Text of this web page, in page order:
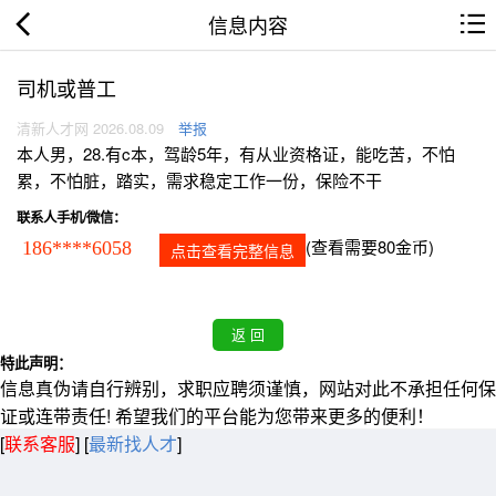
信息内容
司机或普工
清新人才网 2026.08.09 举报
本人男，28.有c本，驾龄5年，有从业资格证，能吃苦，不怕
累，不怕脏，踏实，需求稳定工作一份，保险不干
联系人手机/微信：
186****6058 点击查看完整信息 (查看需要80金币)
特此声明：
信息真伪请自行辨别，求职应聘须谨慎，网站对此不承担任何保
证或连带责任! 希望我们的平台能为您带来更多的便利！
[联系客服] [最新找人才]